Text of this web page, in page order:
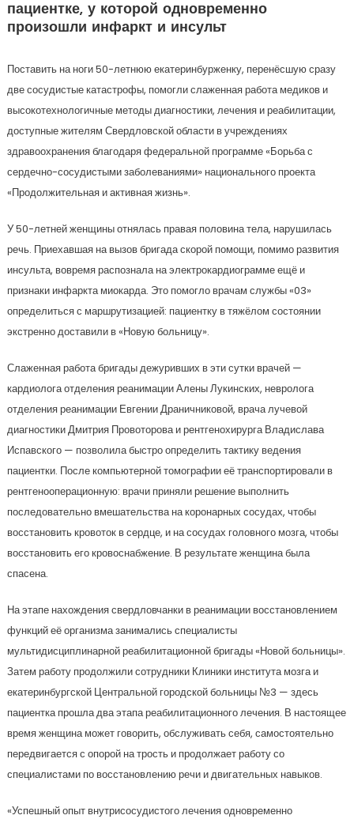
пациентке, у которой одновременно
произошли инфаркт и инсульт
Поставить на ноги 50-летнюю екатеринбурженку, перенёсшую сразу
две сосудистые катастрофы, помогли слаженная работа медиков и
высокотехнологичные методы диагностики, лечения и реабилитации,
доступные жителям Свердловской области в учреждениях
здравоохранения благодаря федеральной программе «Борьба с
сердечно-сосудистыми заболеваниями» национального проекта
«Продолжительная и активная жизнь».
У 50-летней женщины отнялась правая половина тела, нарушилась
речь. Приехавшая на вызов бригада скорой помощи, помимо развития
инсульта, вовремя распознала на электрокардиограмме ещё и
признаки инфаркта миокарда. Это помогло врачам службы «03»
определиться с маршрутизацией: пациентку в тяжёлом состоянии
экстренно доставили в «Новую больницу».
Слаженная работа бригады дежуривших в эти сутки врачей —
кардиолога отделения реанимации Алены Лукинских, невролога
отделения реанимации Евгении Драничниковой, врача лучевой
диагностики Дмитрия Провоторова и рентгенохирурга Владислава
Испавского — позволила быстро определить тактику ведения
пациентки. После компьютерной томографии её транспортировали в
рентгенооперационную: врачи приняли решение выполнить
последовательно вмешательства на коронарных сосудах, чтобы
восстановить кровоток в сердце, и на сосудах головного мозга, чтобы
восстановить его кровоснабжение. В результате женщина была
спасена.
На этапе нахождения свердловчанки в реанимации восстановлением
функций её организма занимались специалисты
мультидисциплинарной реабилитационной бригады «Новой больницы».
Затем работу продолжили сотрудники Клиники института мозга и
екатеринбургской Центральной городской больницы №3 — здесь
пациентка прошла два этапа реабилитационного лечения. В настоящее
время женщина может говорить, обслуживать себя, самостоятельно
передвигается с опорой на трость и продолжает работу со
специалистами по восстановлению речи и двигательных навыков.
«Успешный опыт внутрисосудистого лечения одновременно